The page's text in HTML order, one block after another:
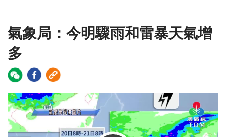
氣象局：今明驟雨和雷暴天氣增
多
Video
Player